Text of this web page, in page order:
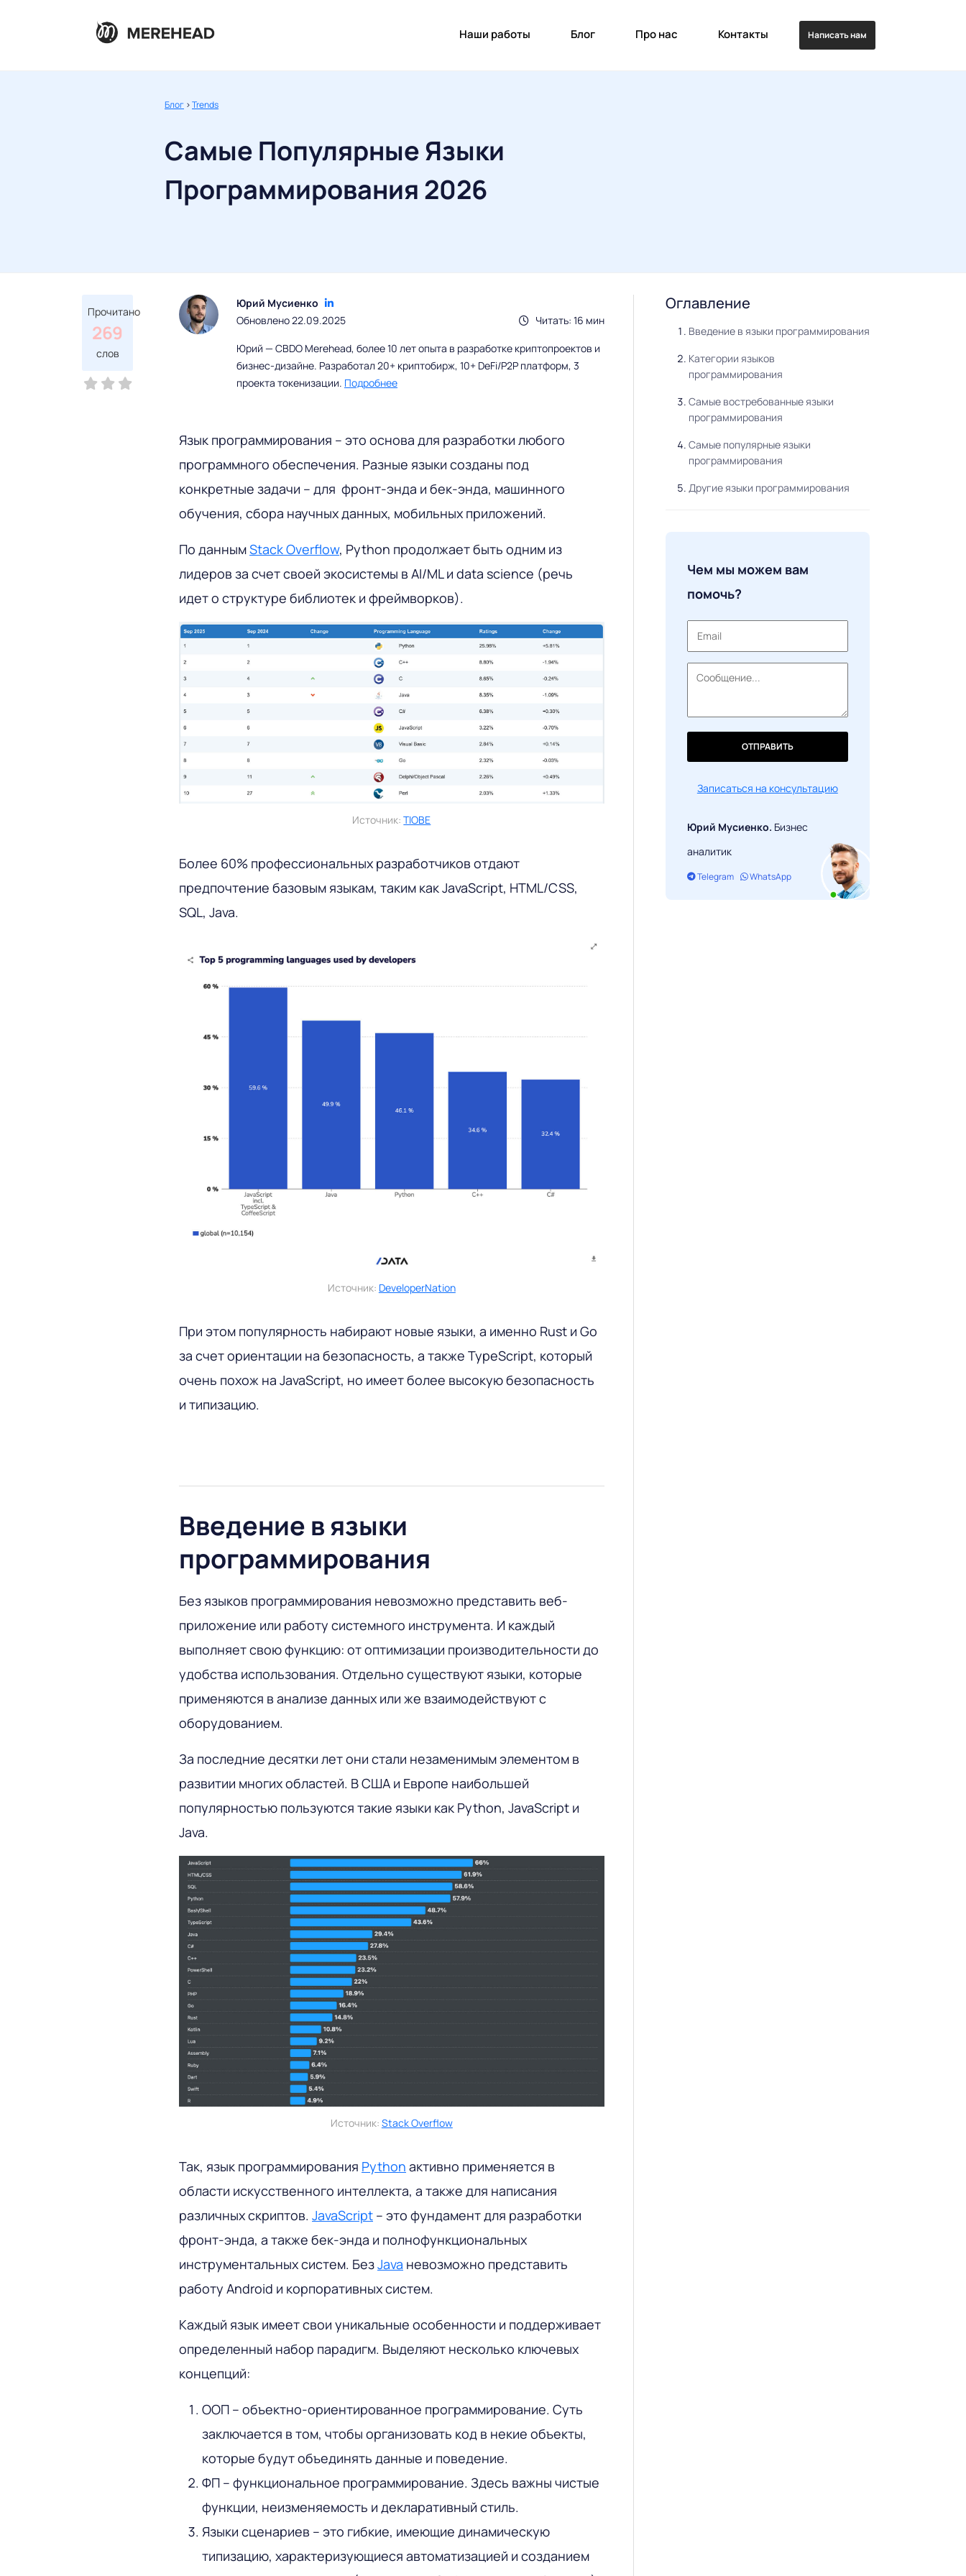
Наши работы Блог Про нас Контакты Написать нам
Блог >Trends
Самые Популярные Языки
Программирования 2026
Прочитано
269
слов
Юрий Мусиенко
Читать: 16 мин
Обновлено 22.09.2025
Юрий — CBDO Merehead, более 10 лет опыта в разработке криптопроектов и
бизнес-дизайне. Разработал 20+ криптобирж, 10+ DeFi/P2P платформ, 3
проекта токенизации. Подробнее
Язык программирования – это основа для разработки любого
программного обеспечения. Разные языки созданы под
конкретные задачи – для фронт-энда и бек-энда, машинного
обучения, сбора научных данных, мобильных приложений.
По даннымStack Overflow, Python продолжает быть одним из
лидеров за счет своей экосистемы в AI/ML и data science (речь
идет о структуре библиотек и фреймворков).
Источник:TIOBE
Более 60% профессиональных разработчиков отдают
предпочтение базовым языкам, таким как JavaScript, HTML/CSS,
SQL, Java.
Источник: DeveloperNation
При этом популярность набирают новые языки, а именно Rust и Go
за счет ориентации на безопасность, а также TypeScript, который
очень похож на JavaScript, но имеет более высокую безопасность
и типизацию.
Введение в языки
программирования
Без языков программирования невозможно представить веб-
приложение или работу системного инструмента. И каждый
выполняет свою функцию: от оптимизации производительности до
удобства использования. Отдельно существуют языки, которые
применяются в анализе данных или же взаимодействуют с
оборудованием.
За последние десятки лет они стали незаменимым элементом в
развитии многих областей. В США и Европе наибольшей
популярностью пользуются такие языки как Python, JavaScript и
Java.
Источник: Stack Overflow
Так, язык программирования Python активно применяется в
области искусственного интеллекта, а также для написания
различных скриптов. JavaScript – это фундамент для разработки
фронт-энда, а также бек-энда и полнофункциональных
инструментальных систем. БезJava невозможно представить
работу Android и корпоративных систем.
Каждый язык имеет свои уникальные особенности и поддерживает
определенный набор парадигм. Выделяют несколько ключевых
концепций:
ООП – объектно-ориентированное программирование. Суть
заключается в том, чтобы организовать код в некие объекты,
которые будут объединять данные и поведение.
ФП – функциональное программирование. Здесь важны чистые
функции, неизменяемость и декларативный стиль.
Языки сценариев – это гибкие, имеющие динамическую
типизацию, характеризующиеся автоматизацией и созданием
Оглавление
Введение в языки программирования
Категории языков
программирования
Самые востребованные языки
программирования
Самые популярные языки
программирования
Другие языки программирования
обеспечения
Лучший язык программирования
Разработчики Python
Classic Visual Basic
Assembly Language
Чем мы можем вам
помочь?
ОТПРАВИТЬ
Записаться на консультацию
Юрий Мусиенко. Бизнес
аналитик
Telegram WhatsApp